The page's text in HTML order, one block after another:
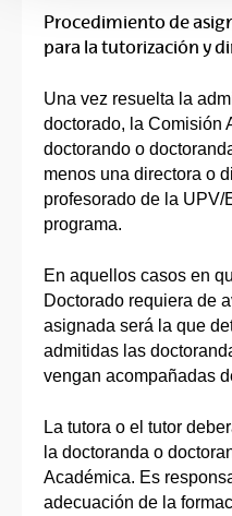
Procedimiento de
para la tutorización y
Una vez resuelta la
doctorado, la Comisión
doctorando o
menos una directora o
profesorado de la UPV/
programa.
En aquellos casos en
Doctorado requiera de
asignada será la que
admitidas las
vengan acompañadas
La tutora o el tutor
la doctoranda o
Académica. Es
adecuación de la